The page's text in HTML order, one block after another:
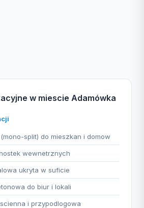
w miescie Adamówka
split) do mieszkan i domow
wewnetrznych
ukryta w suficie
do biur i lokali
i przypodlogowa